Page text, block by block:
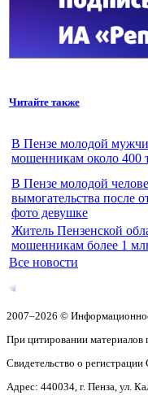
Читайте также
В Пензе молодой
мошенникам около 400
В Пензе молодой
вымогательства после
фото девушке
Житель Пензенской
мошенникам более 1
Все новости
2007–2026 ©
При цитировании материалов
Свидетельство о
Адрес: 440034, г. Пенза, ул.